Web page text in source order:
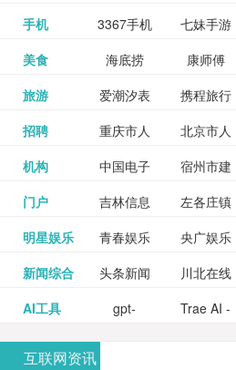
打分、写
味，豆瓣
电影会推
荐好电影
给你。
完结txt小
说-书本网
纸
客车总量
调控管理
百度有驾
网
手机 3367手机
游戏
七妹手游
游戏邦
美食 海底捞 康师傅
心食谱网
旅游 爱潮汐表 携程旅行
网
北京旅游
网
招聘 重庆市人
力资源和
社会保障
北京市人
力资源和
社会保障
聘才网
机构 中国电子
检验检疫
业务网
宿州市建
委网
湖北省粮
食局
门户 吉林信息
网
左各庄镇
论坛
腾讯充值
中心
明星娱乐 青春娱乐
网
央广娱乐
网,
网易娱乐
新闻综合 头条新闻 川北在线
巾帼网
AI工具 gpt- Trae AI -
互联网资讯